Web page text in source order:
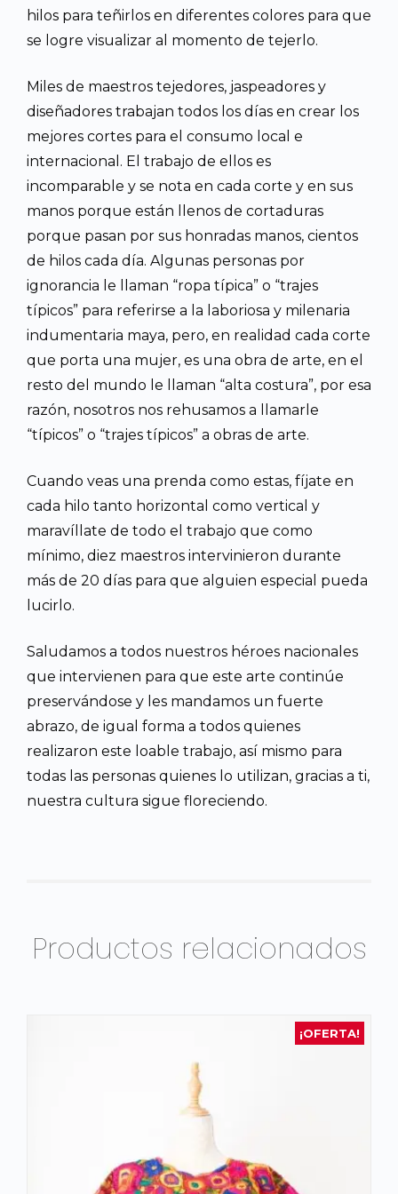
hilos para teñirlos en diferentes colores para que
se logre visualizar al momento de tejerlo.
Miles de maestros tejedores, jaspeadores y
diseñadores trabajan todos los días en crear los
mejores cortes para el consumo local e
internacional. El trabajo de ellos es
incomparable y se nota en cada corte y en sus
manos porque están llenos de cortaduras
porque pasan por sus honradas manos, cientos
de hilos cada día. Algunas personas por
ignorancia le llaman “ropa típica” o “trajes
típicos” para referirse a la laboriosa y milenaria
indumentaria maya, pero, en realidad cada corte
que porta una mujer, es una obra de arte, en el
resto del mundo le llaman “alta costura”, por esa
razón, nosotros nos rehusamos a llamarle
“típicos” o “trajes típicos” a obras de arte.
Cuando veas una prenda como estas, fíjate en
cada hilo tanto horizontal como vertical y
maravíllate de todo el trabajo que como
mínimo, diez maestros intervinieron durante
más de 20 días para que alguien especial pueda
lucirlo.
Saludamos a todos nuestros héroes nacionales
que intervienen para que este arte continúe
preservándose y les mandamos un fuerte
abrazo, de igual forma a todos quienes
realizaron este loable trabajo, así mismo para
todas las personas quienes lo utilizan, gracias a ti,
nuestra cultura sigue floreciendo.
Productos relacionados
¡OFERTA!